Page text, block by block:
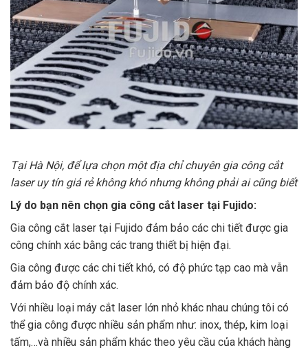
Tại Hà Nội, để lựa chọn một địa chỉ chuyên gia công cắt
laser uy tín giá rẻ không khó nhưng không phải ai cũng biết
Lý do bạn nên chọn gia công cắt laser tại Fujido:
Gia công cắt laser tại Fujido đảm bảo các chi tiết được gia
công chính xác bằng các trang thiết bị hiện đại.
Gia công được các chi tiết khó, có độ phức tạp cao mà vẫn
đảm bảo độ chính xác.
Với nhiều loại máy cắt laser lớn nhỏ khác nhau chúng tôi có
thể gia công được nhiều sản phẩm như: inox, thép, kim loại
tấm,…và nhiều sản phẩm khác theo yêu cầu của khách hàng